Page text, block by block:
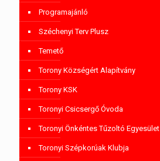
Programajánló
Széchenyi Terv Plusz
Temető
Torony Községért Alapítvány
Torony KSK
Toronyi Csicsergő Óvoda
Toronyi Önkéntes Tűzoltó Egyesület
Toronyi Szépkorúak Klubja